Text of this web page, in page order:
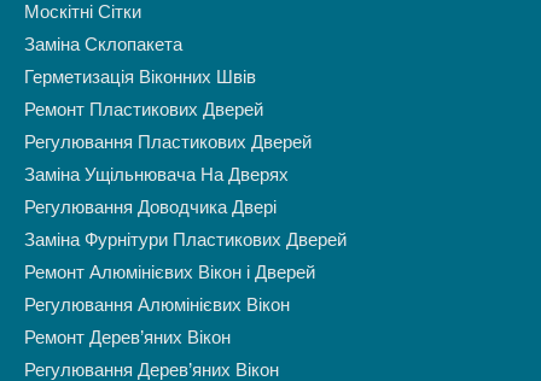
Москітні Сітки
Заміна Склопакета
Герметизація Віконних Швів
Ремонт Пластикових Дверей
Регулювання Пластикових Дверей
Заміна Ущільнювача На Дверях
Регулювання Доводчика Двері
Заміна Фурнітури Пластикових Дверей
Ремонт Алюмінієвих Вікон і Дверей
Регулювання Алюмінієвих Вікон
Ремонт Дерев’яних Вікон
Регулювання Дерев’яних Вікон